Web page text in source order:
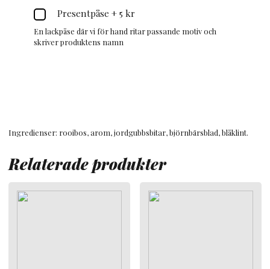
Presentpåse + 5 kr
En lackpåse där vi för hand ritar passande motiv och
skriver produktens namn
Ingredienser: rooibos, arom, jordgubbsbitar, björnbärsblad, blåklint.
Relaterade produkter